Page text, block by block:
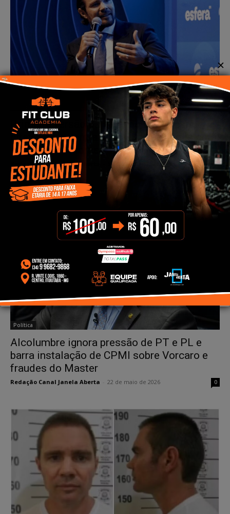
Política
Primeira versão da delação de Vorcaro
citava novo contrato de R$ 50 milhões com
a mulher de Moraes
Redação Canal Janela Aberta 5 de junho de 2026 0
Política
Alcolumbre ignora pressão de PT e PL e
barra instalação de CPMI sobre Vorcaro e
fraudes do Master
Redação Canal Janela Aberta 22 de maio de 2026 0
✕